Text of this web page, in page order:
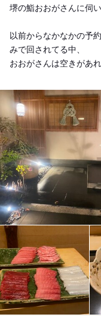
堺の鮨おおがさんに伺い
以前からなかなかの予
みで回されてる中、
おおがさんは空きがあ